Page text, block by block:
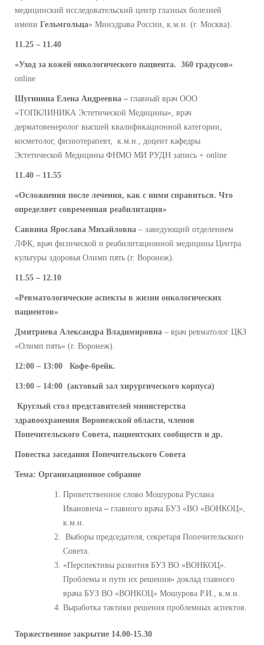
медицинский исследовательский центр глазных болезней
имени Гельмгольца» Минздрава России, к.м.н. (г. Москва).
11.25 – 11.40
«Уход за кожей онкологического пациента. 360 градусов»
online
Шугинина Елена Андреевна – главный врач ООО
«ТОПКЛИНИКА Эстетической Медицины», врач
дерматовенеролог высшей квалификационной категории,
косметолог, физиотерапевт, к.м.н., доцент кафедры
Эстетической Медицины ФНМО МИ РУДН запись + online
11.40 – 11.55
«Осложнения после лечения, как с ними справиться. Что
определяет современная реабилитация»
Саввина Ярослава Михайловна – заведующий отделением
ЛФК, врач физической и реабилитационной медицины Центра
культуры здоровья Олимп пять (г. Воронеж).
11.55 – 12.10
«Ревматологические аспекты в жизни онкологических
пациентов»
Дмитриева Александра Владимировна – врач ревматолог ЦКЗ
«Олимп пять» (г. Воронеж).
12:00 – 13:00 Кофе-брейк.
13:00 – 14:00 (актовый зал хирургического корпуса)
Круглый стол представителей министерства
здравоохранения Воронежской области, членов
Попечительского Совета, пациентских сообществ и др.
Повестка заседания Попечительского Совета
Тема: Организационное собрание
Приветственное слово Мошурова Руслана
Ивановича – главного врача БУЗ «ВО «ВОНКОЦ»,
к.м.н.
Выборы председателя, секретаря Попечительского
Совета.
«Перспективы развития БУЗ ВО «ВОНКОЦ».
Проблемы и пути их решения» доклад главного
врача БУЗ ВО «ВОНКОЦ» Мошурова Р.И., к.м.н.
Выработка тактики решения проблемных аспектов.
Торжественное закрытие 14.00-15.30